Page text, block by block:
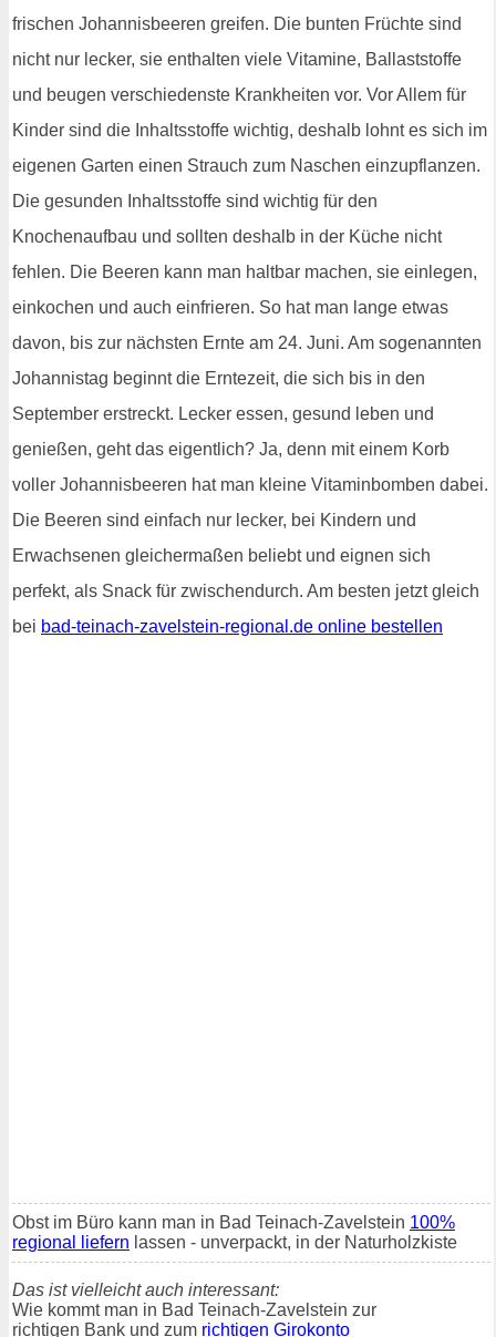
frischen Johannisbeeren greifen. Die bunten Früchte sind
nicht nur lecker, sie enthalten viele Vitamine, Ballaststoffe
und beugen verschiedenste Krankheiten vor. Vor Allem für
Kinder sind die Inhaltsstoffe wichtig, deshalb lohnt es sich im
eigenen Garten einen Strauch zum Naschen einzupflanzen.
Die gesunden Inhaltsstoffe sind wichtig für den
Knochenaufbau und sollten deshalb in der Küche nicht
fehlen. Die Beeren kann man haltbar machen, sie einlegen,
einkochen und auch einfrieren. So hat man lange etwas
davon, bis zur nächsten Ernte am 24. Juni. Am sogenannten
Johannistag beginnt die Erntezeit, die sich bis in den
September erstreckt. Lecker essen, gesund leben und
genießen, geht das eigentlich? Ja, denn mit einem Korb
voller Johannisbeeren hat man kleine Vitaminbomben dabei.
Die Beeren sind einfach nur lecker, bei Kindern und
Erwachsenen gleichermaßen beliebt und eignen sich
perfekt, als Snack für zwischendurch. Am besten jetzt gleich
bei bad-teinach-zavelstein-regional.de online bestellen
Obst im Büro kann man in Bad Teinach-Zavelstein 100%
regional liefern lassen - unverpackt, in der Naturholzkiste
Das ist vielleicht auch interessant:
Wie kommt man in Bad Teinach-Zavelstein zur
richtigen Bank und zum richtigen Girokonto